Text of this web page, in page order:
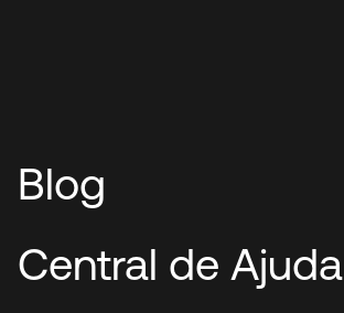
Blog
Central de Ajuda